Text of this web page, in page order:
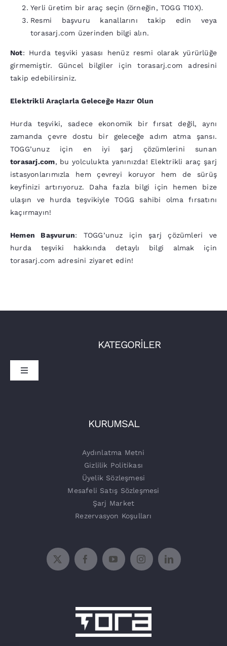
Yerli üretim bir araç seçin (örneğin, TOGG T10X).
Resmi başvuru kanallarını takip edin veya
torasarj.com üzerinden bilgi alın.
Not: Hurda teşviki yasası henüz resmi olarak yürürlüğe
girmemiştir. Güncel bilgiler için torasarj.com adresini
takip edebilirsiniz.
Elektrikli Araçlarla Geleceğe Hazır Olun
Hurda teşviki, sadece ekonomik bir fırsat değil, aynı
zamanda çevre dostu bir geleceğe adım atma şansı.
TOGG’unuz için en iyi şarj çözümlerini sunan
torasarj.com, bu yolculukta yanınızda! Elektrikli araç şarj
istasyonlarımızla hem çevreyi koruyor hem de sürüş
keyfinizi artırıyoruz. Daha fazla bilgi için hemen bize
ulaşın ve hurda teşvikiyle TOGG sahibi olma fırsatını
kaçırmayın!
Hemen Başvurun: TOGG’unuz için şarj çözümleri ve
hurda teşviki hakkında detaylı bilgi almak için
torasarj.com adresini ziyaret edin!
KATEGORİLER
Toggle
KURUMSAL
Aydınlatma Metni
Gizlilik Politikası
Üyelik Sözleşmesi
Mesafeli Satış Sözleşmesi
Şarj Market
Rezervasyon Koşulları